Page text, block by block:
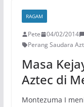
RAGAM
Pete 04/02/2014
Perang Saudara
Masa
Aztec di
Montezuma I